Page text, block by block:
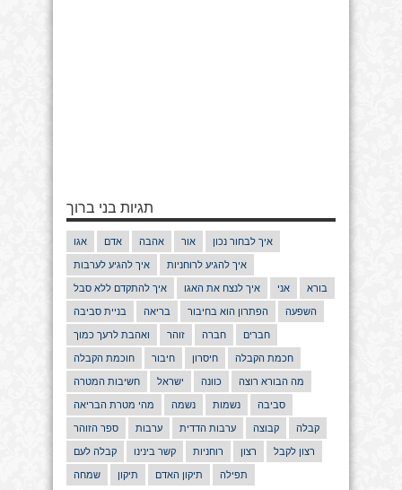
תגיות בני ברוך
אגו אדם אהבה אור איך לבחור נכון
איך להגיע לערבות איך להגיע לרוחניות
איך להתקדם ללא סבל איך לנצח את האגו אני בורא
בניית סביבה בריאה הפתרון הוא בחיבור השפעה
ואהבת לרעך כמוך זוהר חברה חברים
חוכמת הקבלה חיבור חיסרון חכמת הקבלה
חשיבות המטרה ישראל כוונה מה הבורא רוצה
מהי מטרת הבריאה נשמה נשמות סביבה
ספר הזוהר ערבות ערבות הדדית קבוצה קבלה
קבלה לעם קשר בינינו רוחניות רצון רצון לקבל
שמחה תיקון תיקון האדם תפילה